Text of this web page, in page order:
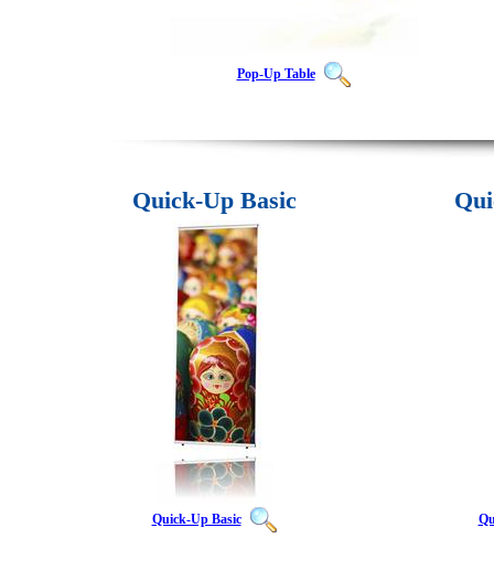
Pop-Up Table
Quick-Up Basic
Quick-Up Basic